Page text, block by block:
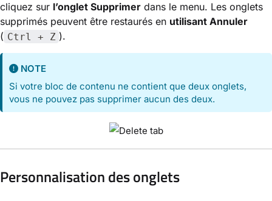
cliquez sur l’onglet Supprimer dans le menu. Les onglets
supprimés peuvent être restaurés en utilisant Annuler
( Ctrl + Z ).
NOTE
Si votre bloc de contenu ne contient que deux onglets,
vous ne pouvez pas supprimer aucun des deux.
Personnalisation des onglets